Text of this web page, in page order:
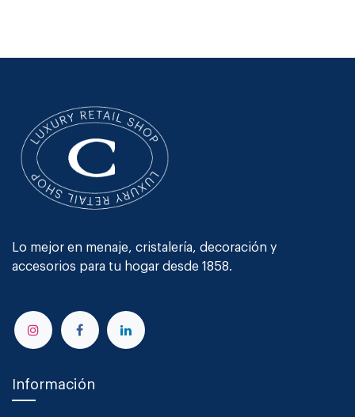
Lo mejor en menaje, cristalería, decoración y
accesorios para tu hogar desde 1858.
Información